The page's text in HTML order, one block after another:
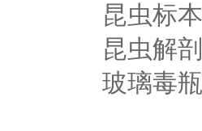
昆虫标
昆虫解
玻璃毒